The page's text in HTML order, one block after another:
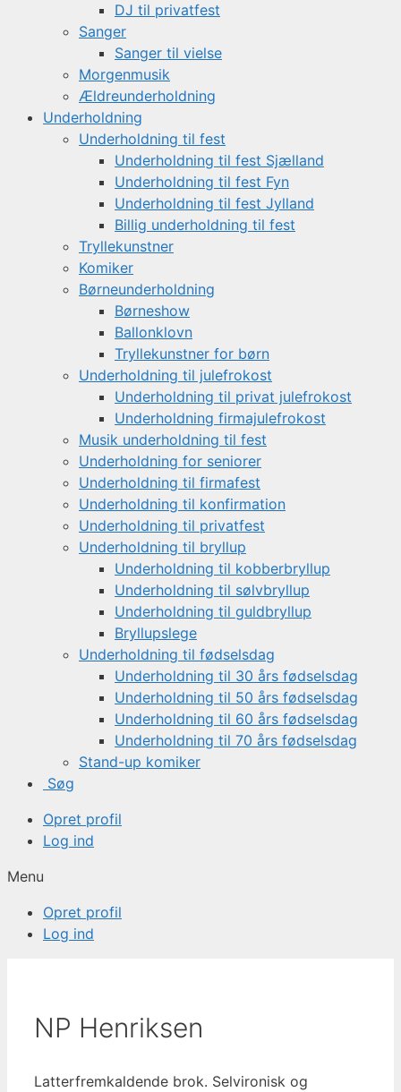
DJ til privatfest
Sanger
Sanger til vielse
Morgenmusik
Ældreunderholdning
Underholdning
Underholdning til fest
Underholdning til fest Sjælland
Underholdning til fest Fyn
Underholdning til fest Jylland
Billig underholdning til fest
Tryllekunstner
Komiker
Børneunderholdning
Børneshow
Ballonklovn
Tryllekunstner for børn
Underholdning til julefrokost
Underholdning til privat julefrokost
Underholdning firmajulefrokost
Musik underholdning til fest
Underholdning for seniorer
Underholdning til firmafest
Underholdning til konfirmation
Underholdning til privatfest
Underholdning til bryllup
Underholdning til kobberbryllup
Underholdning til sølvbryllup
Underholdning til guldbryllup
Bryllupslege
Underholdning til fødselsdag
Underholdning til 30 års fødselsdag
Underholdning til 50 års fødselsdag
Underholdning til 60 års fødselsdag
Underholdning til 70 års fødselsdag
Stand-up komiker
Søg
Opret profil
Log ind
Menu
Opret profil
Log ind
NP Henriksen
Latterfremkaldende brok. Selvironisk og